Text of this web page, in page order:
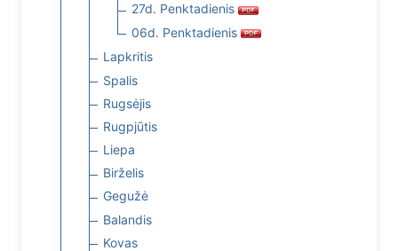
27d. Penktadienis
06d. Penktadienis
Lapkritis
Spalis
Rugsėjis
Rugpjūtis
Liepa
Birželis
Gegužė
Balandis
Kovas